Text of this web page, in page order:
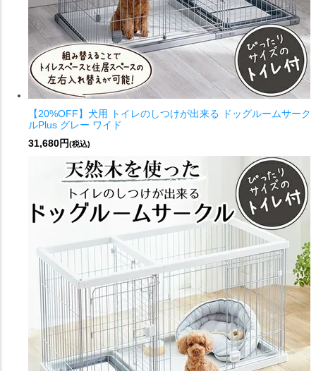
【20%OFF】犬用 トイレのしつけが出来る ドッグルームサーク
ルPlus グレー ワイド
31,680円(税込)